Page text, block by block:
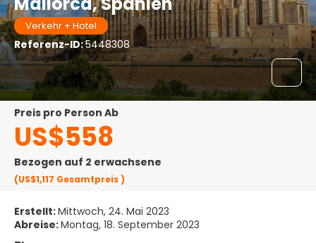
Verkehr + Hotel
Referenz-ID:5448308
Preis pro Person Ab
US$558
Bezogen auf 2 erwachsene
(US$1,117 Gesamtpreis)
Erstellt:Mittwoch, 24. Mai 2023
Abreise:Montag, 18. September 2023